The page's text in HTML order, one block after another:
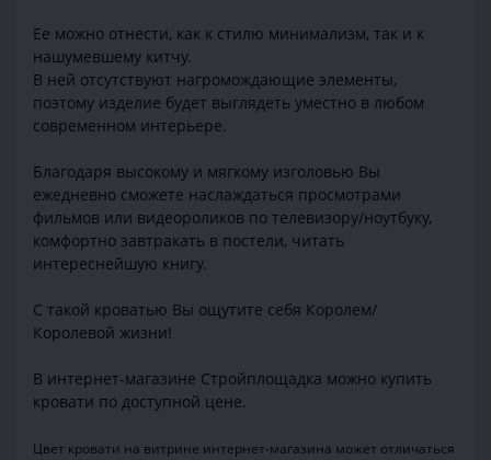
Ее можно отнести, как к стилю минимализм, так и к
нашумевшему китчу.
В ней отсутствуют нагромождающие элементы,
поэтому изделие будет выглядеть уместно в любом
современном интерьере.
Благодаря высокому и мягкому изголовью Вы
ежедневно сможете наслаждаться просмотрами
фильмов или видеороликов по телевизору/ноутбуку,
комфортно завтракать в постели, читать
интереснейшую книгу.
С такой кроватью Вы ощутите себя Королем/
Королевой жизни!
В интернет-магазине Стройплощадка можно купить
кровати по доступной цене.
Цвет кровати на витрине интернет-магазина может отличаться